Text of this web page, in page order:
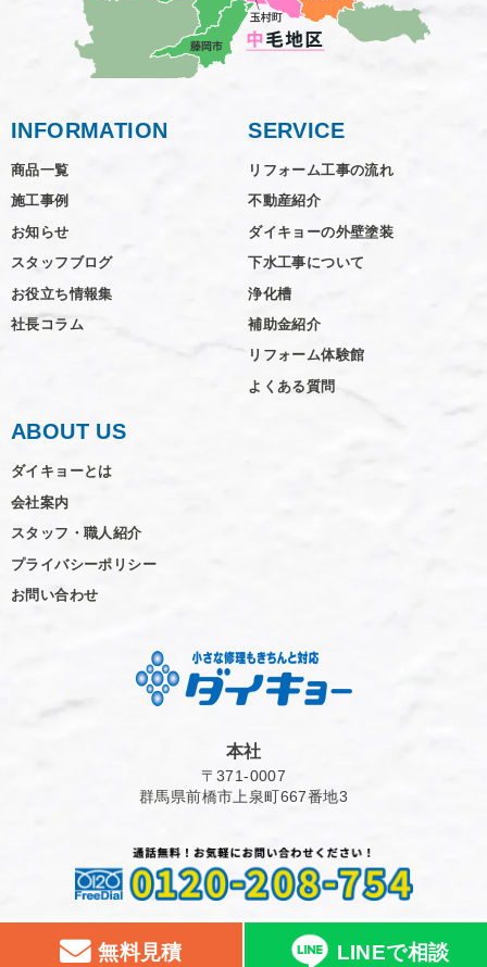
無料見積 LINEで相談
INFORMATION
商品一覧
施工事例
お知らせ
スタッフブログ
お役立ち情報集
社長コラム
SERVICE
リフォーム工事の流れ
不動産紹介
ダイキョーの外壁塗装
下水工事について
浄化槽
補助金紹介
リフォーム体験館
よくある質問
ABOUT US
ダイキョーとは
会社案内
スタッフ・職人紹介
プライバシーポリシー
お問い合わせ
本社
〒371-0007
群馬県前橋市上泉町667番地3